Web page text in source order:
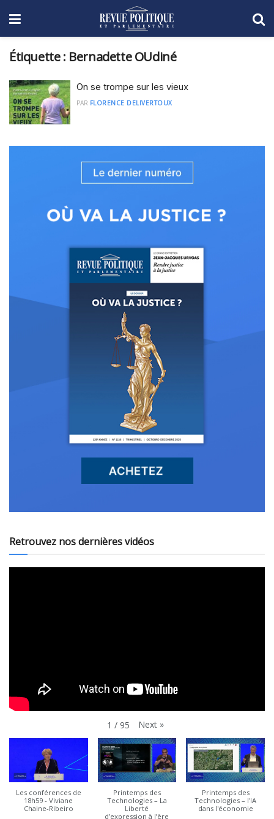
Étiquette : Bernadette OUdiné
On se trompe sur les vieux
PAR FLORENCE DELIVERTOUX
Retrouvez nos dernières vidéos
1 / 95 Next »
Les conférences de
18h59 - Viviane
Chaine-Ribeiro
Printemps des
Technologies – La
Liberté
d’expression à l’ère
Printemps des
Technologies – l'IA
dans l'économie